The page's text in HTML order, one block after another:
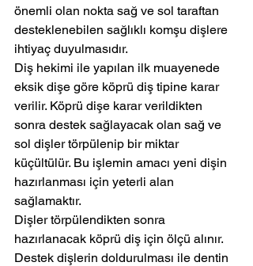
önemli olan nokta sağ ve sol taraftan
desteklenebilen sağlıklı komşu dişlere
ihtiyaç duyulmasıdır.
Diş hekimi ile yapılan ilk muayenede
eksik dişe göre köprü diş tipine karar
verilir. Köprü dişe karar verildikten
sonra destek sağlayacak olan sağ ve
sol dişler törpülenip bir miktar
küçültülür. Bu işlemin amacı yeni dişin
hazırlanması için yeterli alan
sağlamaktır.
Dişler törpülendikten sonra
hazırlanacak köprü diş için ölçü alınır.
Destek dişlerin doldurulması ile dentin